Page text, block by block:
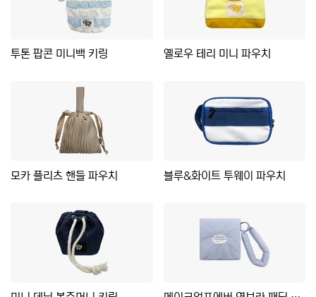
투톤 팝콘 미니백 키링 옐로우 테리 미니 파우치
모카 플리츠 핸들 파우치 블루&화이트 투웨이 파우치